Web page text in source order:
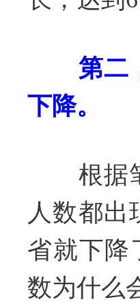
第二
下降。
根据笔
人数都
省就下降
数为什么